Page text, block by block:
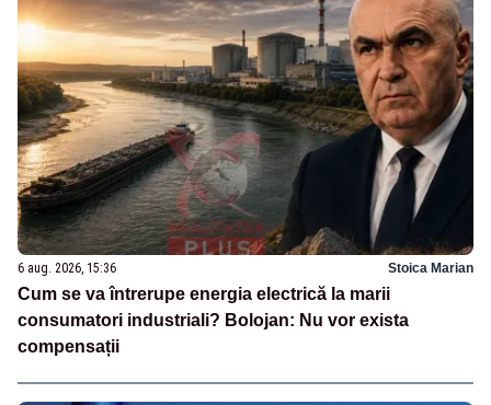
6 aug. 2026, 15:36 Stoica Marian
Cum se va întrerupe energia electrică la marii
consumatori industriali? Bolojan: Nu vor exista
compensații